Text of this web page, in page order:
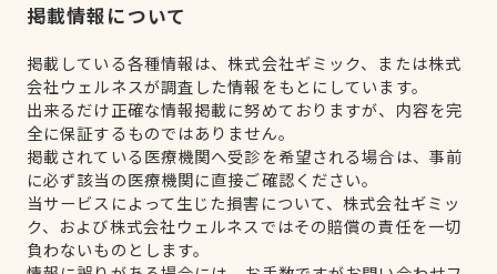
掲載情報について
掲載している各種情報は、株式会社ギミック、または株式
会社ウェルネスが調査した情報をもとにしています。
出来るだけ正確な情報掲載に努めておりますが、内容を完
全に保証するものではありません。
掲載されている医療機関へ受診を希望される場合は、事前
に必ず該当の医療機関に直接ご確認ください。
当サービスによって生じた損害について、株式会社ギミッ
ク、および株式会社ウェルネスではその賠償の責任を一切
負わないものとします。